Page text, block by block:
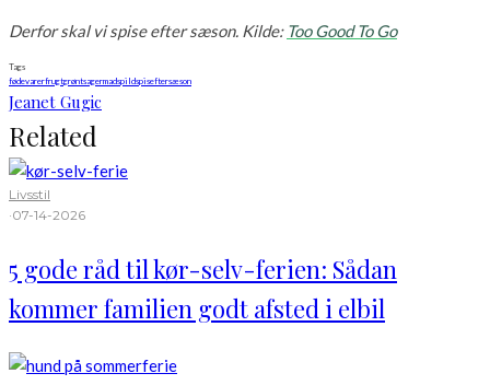
Derfor skal vi spise efter sæson. Kilde: Too Good To Go
Tags
fødevarerfrugtgrøntsagermadspildspiseftersæson
Jeanet Gugic
Related
Livsstil
·07-14-2026
5 gode råd til kør-selv-ferien: Sådan
kommer familien godt afsted i elbil